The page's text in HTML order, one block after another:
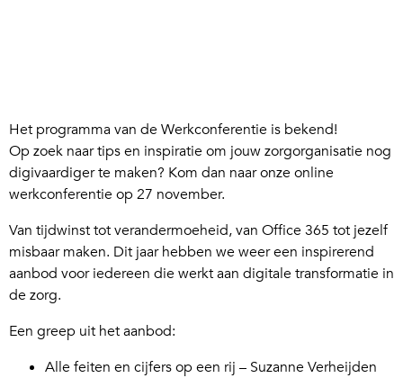
Het programma van de Werkconferentie is bekend!
Op zoek naar tips en inspiratie om jouw zorgorganisatie nog
digivaardiger te maken? Kom dan naar onze online
werkconferentie op 27 november.
Van tijdwinst tot verandermoeheid, van Office 365 tot jezelf
misbaar maken. Dit jaar hebben we weer een inspirerend
aanbod voor iedereen die werkt aan digitale transformatie in
de zorg.
Een greep uit het aanbod:
Alle feiten en cijfers op een rij – Suzanne Verheijden